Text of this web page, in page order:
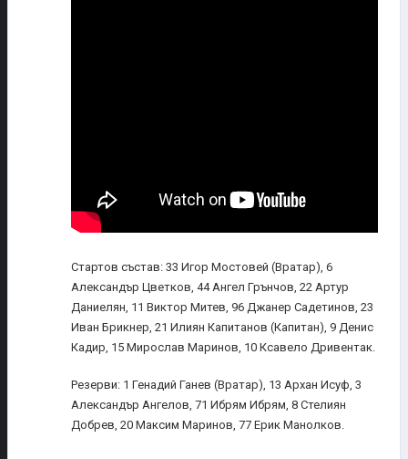
Стартов състав: 33 Игор Мостовей (Вратар), 6
Александър Цветков, 44 Ангел Грънчов, 22 Артур
Даниелян, 11 Виктор Митев, 96 Джанер Садeтинов, 23
Иван Брикнер, 21 Илиян Капитанов (Капитан), 9 Денис
Кадир, 15 Мирослав Маринов, 10 Ксавело Дривентак.
Резерви: 1 Генадий Ганев (Вратар), 13 Архан Исуф, 3
Александър Ангелов, 71 Ибрям Ибрям, 8 Стелиян
Добрев, 20 Максим Маринов, 77 Ерик Манолков.